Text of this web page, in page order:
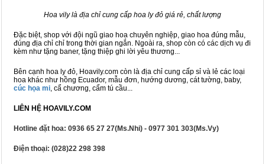
Hoa vily là địa chỉ cung cấp hoa ly đỏ giá rẻ, chất lượng
Đặc biệt, shop với đội ngũ giao hoa chuyên nghiệp, giao hoa đúng mẫu,
đúng địa chỉ chỉ trong thời gian ngắn. Ngoài ra, shop còn có các dịch vụ đi
kèm như tặng baner, tặng thiệp ghi lời yêu thương...
Bên cạnh hoa ly đỏ, Hoavily.com còn là địa chỉ cung cấp sỉ và lẻ các loại
hoa khác như hồng Ecuador, mẫu đơn, hướng dương, cát tường, baby,
cúc họa mi, cẩ chương, cẩm tú cầu...
LIÊN HỆ HOAVILY.COM
Hotline đặt hoa: 0936 65 27 27(Ms.Nhi) - 0977 301 303(Ms.Vy)
Điện thoại: (028)22 298 398